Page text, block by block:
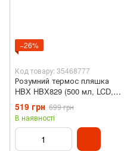
−26%
Код товару: 35468777
Розумний термос пляшка
HBX HBX829 (500 мл, LCD,
білий)
519 грн 699 грн
В наявності